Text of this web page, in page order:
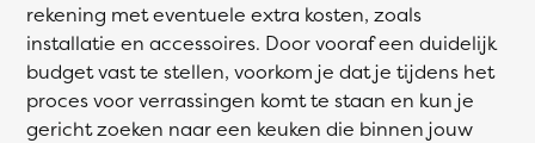
rekening met eventuele extra kosten, zoals
installatie en accessoires. Door vooraf een duidelijk
budget vast te stellen, voorkom je dat je tijdens het
proces voor verrassingen komt te staan en kun je
gericht zoeken naar een keuken die binnen jouw